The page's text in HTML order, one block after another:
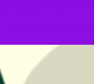
و استقبال حضار و